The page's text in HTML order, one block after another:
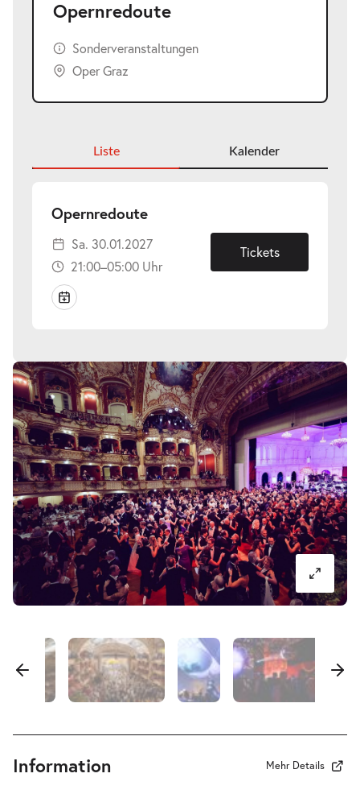
Opernredoute
Sonderveranstaltungen
Oper Graz
Liste Kalender
Opernredoute-
30.01.2027
Sa. 30.01.2027
21:00–05:00 Uhr
Tickets
Bildergalerie
überspringen
Information Mehr Details